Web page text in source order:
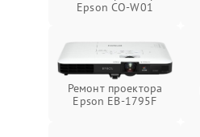
Epson CO-W01
Ремонт проектора
Epson EB-1795F